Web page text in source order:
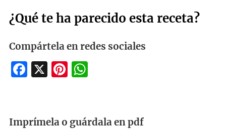
¿Qué te ha parecido esta receta?
Compártela en redes sociales
Facebook
X Pinterest
WhatsApp
Imprímela o guárdala en pdf